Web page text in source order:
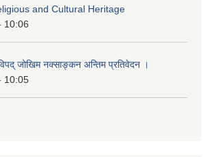
and Cultural Heritage
10:06
विपद् जोखिम नक्साङ्कन अन्तिम प्रतिवेदन ।
10:05